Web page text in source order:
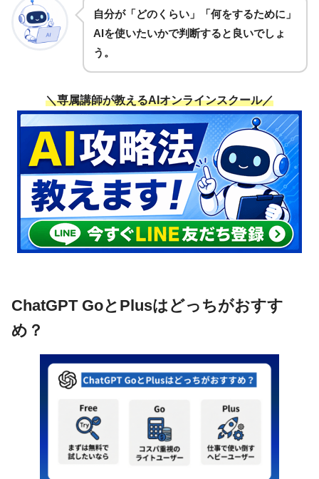
自分が「どのくらい」「何をするために」
AIを使いたいかで判断すると良いでしょ
う。
＼専属講師が教えるAIオンラインスクール／
ChatGPT GoとPlusはどっちがおすす
め？